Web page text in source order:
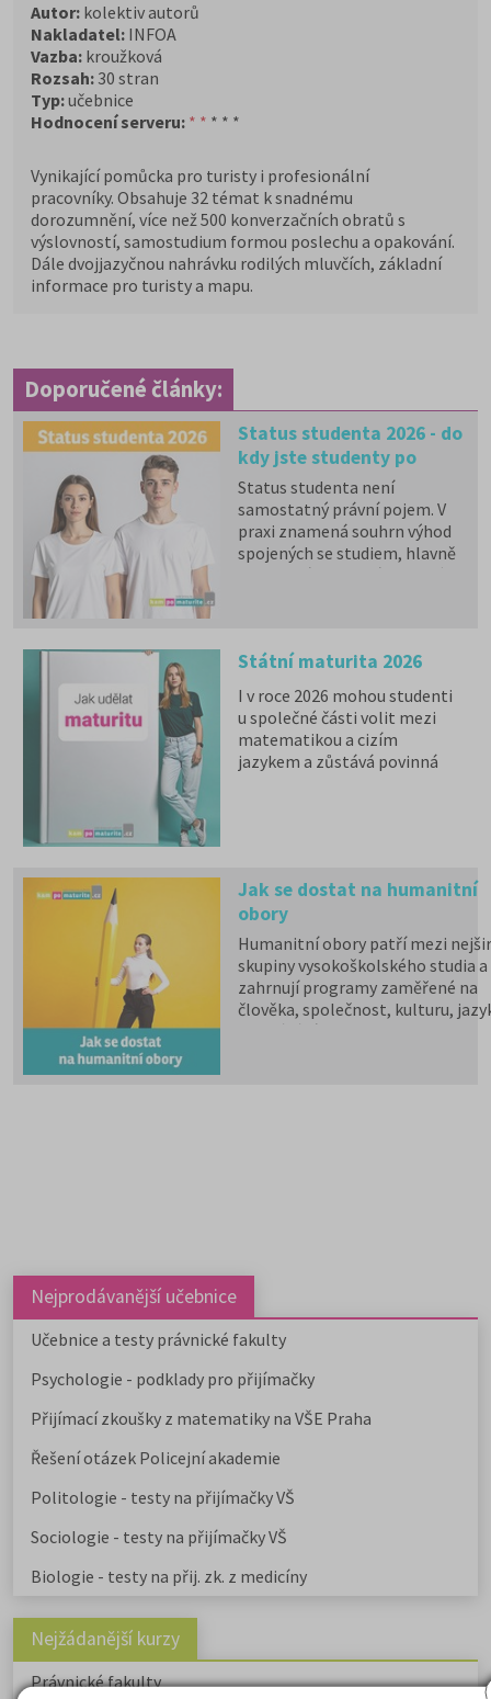
Autor: kolektiv autorů
Nakladatel: INFOA
Vazba: kroužková
Rozsah: 30 stran
Typ:učebnice
Hodnocení serveru: * * * * *
Vynikající pomůcka pro turisty i profesionální
pracovníky. Obsahuje 32 témat k snadnému
dorozumnění, více než 500 konverzačních obratů s
výslovností, samostudium formou poslechu a opakování.
Dále dvojjazyčnou nahrávku rodilých mluvčích, základní
informace pro turisty a mapu.
Doporučené články:
Status studenta 2026 - do
kdy jste studenty po
maturitě?
Status studenta není
samostatný právní pojem. V
praxi znamená souhrn výhod
spojených se studiem, hlavně
zdravotní pojištění hrazené
Státní maturita 2026
I v roce 2026 mohou studenti
u společné části volit mezi
matematikou a cizím
jazykem a zůstává povinná
Jak se dostat na humanitní
obory
Humanitní obory patří mezi
skupiny vysokoškolského studia a
zahrnují programy zaměřené na
člověka, společnost, kulturu,
vzdělávání i komunikaci.
dále v nabídce na 9 soukromých
můžete studovat na 9
fakultách, dvou institutech a
vysokých školách od uměleckých
po ekonomické či technické.
Pedagogicky zaměřené obory
nabízejí také soukromé vysoké
školy.
zaměřené obory a
uvádíme v samostatném článku.
Chystáte se na humanitní
Stáhněte si zdarma e-book s
přehledem humanitních fakult,
Nejprodávanější učebnice
Učebnice a testy právnické fakulty
Psychologie - podklady pro přijímačky
Přijímací zkoušky z matematiky na VŠE Praha
Řešení otázek Policejní akademie
Politologie - testy na přijímačky VŠ
Sociologie - testy na přijímačky VŠ
Biologie - testy na přij. zk. z medicíny
Nejžádanější kurzy
Právnické fakulty